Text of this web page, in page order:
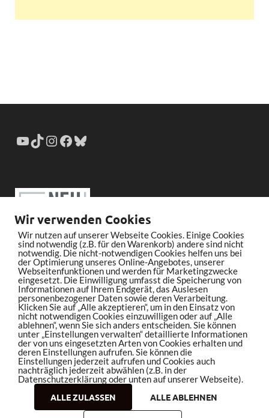
Copyright © 2026bleistiftrocker.de
Wir verwenden Cookies
Wir nutzen auf unserer Webseite Cookies. Einige Cookies
sind notwendig (z.B. für den Warenkorb) andere sind nicht
notwendig. Die nicht-notwendigen Cookies helfen uns bei
der Optimierung unseres Online-Angebotes, unserer
Webseitenfunktionen und werden für Marketingzwecke
eingesetzt. Die Einwilligung umfasst die Speicherung von
Informationen auf Ihrem Endgerät, das Auslesen
personenbezogener Daten sowie deren Verarbeitung.
Klicken Sie auf „Alle akzeptieren“, um in den Einsatz von
nicht notwendigen Cookies einzuwilligen oder auf „Alle
ablehnen“, wenn Sie sich anders entscheiden. Sie können
unter „Einstellungen verwalten“ detaillierte Informationen
der von uns eingesetzten Arten von Cookies erhalten und
deren Einstellungen aufrufen. Sie können die
Einstellungen jederzeit aufrufen und Cookies auch
nachträglich jederzeit abwählen (z.B. in der
Datenschutzerklärung oder unten auf unserer Webseite).
ALLE ZULASSEN
ALLE ABLEHNEN